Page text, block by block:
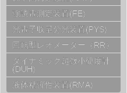
強誘電測定装置(FE)
光電子収量分光装置(PYS)
回転型レオメーター（RR）
ダイナミック超微小硬度計
(DUH)
液体粘弾性装置(RMA)